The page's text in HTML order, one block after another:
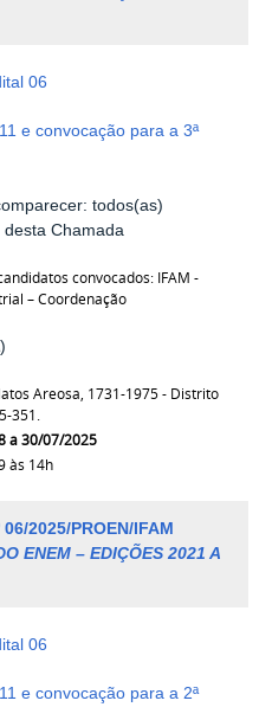
06
e convocação para a 3ª
todos(as)
desta Chamada
convocados: IFAM -
– Coordenação
Areosa, 1731-1975 - Distrito
351.
a 30/07/2025
às 14h
06/2025/PROEN/IFAM
ENEM – EDIÇÕES 2021 A
06
e convocação para a 2ª